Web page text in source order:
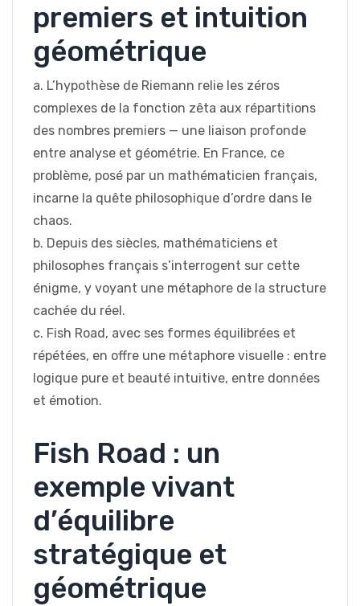
premiers et intuition
géométrique
a. L’hypothèse de Riemann relie les zéros
complexes de la fonction zêta aux répartitions
des nombres premiers — une liaison profonde
entre analyse et géométrie. En France, ce
problème, posé par un mathématicien français,
incarne la quête philosophique d’ordre dans le
chaos.
b. Depuis des siècles, mathématiciens et
philosophes français s’interrogent sur cette
énigme, y voyant une métaphore de la structure
cachée du réel.
c. Fish Road, avec ses formes équilibrées et
répétées, en offre une métaphore visuelle : entre
logique pure et beauté intuitive, entre données
et émotion.
Fish Road : un
exemple vivant
d’équilibre
stratégique et
géométrique